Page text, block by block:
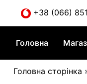
content
+38 (066)
Головна
Головна сторінка